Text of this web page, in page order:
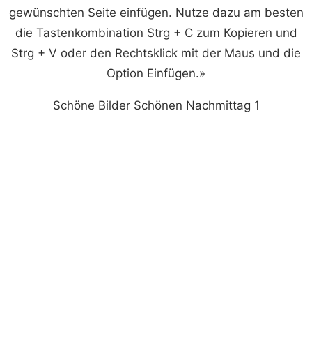
gewünschten Seite einfügen. Nutze dazu am besten
die Tastenkombination Strg + C zum Kopieren und
Strg + V oder den Rechtsklick mit der Maus und die
Option Einfügen.»
Schöne Bilder Schönen Nachmittag 1